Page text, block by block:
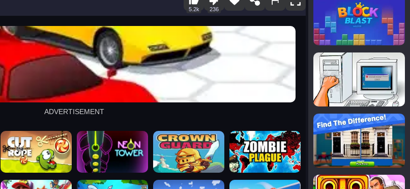
5.2k 236
ADVERTISEMENT
cut the rope neon tower crown guard zombie plague
subway surfers rabbit samurai rodeo stampede basket blitz
smash it
notice the difference
temple run 2